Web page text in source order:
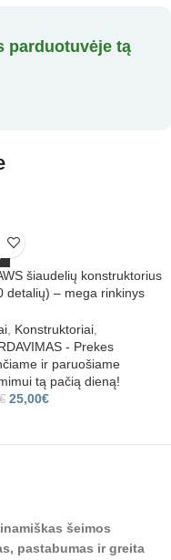
parduotuvėje tą
šiaudelių konstruktorius
detalių) – mega rinkinys
, Konstruktoriai,
- Prekes
ir paruošiame
tą pačią dieną!
€ 25,00€
šeimos
pastabumas ir greita